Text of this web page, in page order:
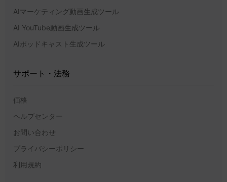
AIマーケティング動画生成ツール
AI YouTube動画生成ツール
AIポッドキャスト生成ツール
サポート・法務
価格
ヘルプセンター
お問い合わせ
プライバシーポリシー
利用規約